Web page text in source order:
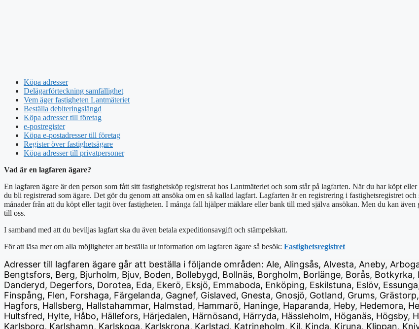
Köpa adresser
Delägarförteckning samfällighet
Vem äger fastigheten Lantmäteriet
Beställa debiteringslängd
Köpa adresser till företag
e-postregister
Köpa e-postadresser till företag
Register över fastighetsägare
Köpa adresser till privatpersoner
Vad är en lagfaren ägare?
En lagfaren ägare är den person som fått sitt fastighetsköp registrerat hos Lantmäteriet och som står på lagfarten. När du har köpt eller
du bli registrerad som ägare. Det gör du genom att ansöka om en så kallad lagfart. Lagfarten är en registrering i fastighetsregistret
månader från att du köpt eller tagit över fastigheten. I många fall hjälper mäklare eller bank till med själva ansökan. Men du kan
till oss.
I samband med att du beviljas lagfart ska du även betala expeditionsavgift och stämpelskatt.
För att läsa mer om alla möjligheter att beställa ut information om lagfaren ägare så besök: Fastighetsregistret
Adresser till lagfaren ägare går att beställa i följande områden: Ale, Alingsås, Alvesta, Aneby,
Bengtsfors, Berg, Bjurholm, Bjuv, Boden, Bollebygd, Bollnäs, Borgholm, Borlänge, Borås,
Danderyd, Degerfors, Dorotea, Eda, Ekerö, Eksjö, Emmaboda, Enköping, Eskilstuna, Eslöv,
Finspång, Flen, Forshaga, Färgelanda, Gagnef, Gislaved, Gnesta, Gnosjö, Gotland, Grums,
Hagfors, Hallsberg, Hallstahammar, Halmstad, Hammarö, Haninge, Haparanda, Heby, Hedemora,
Hultsfred, Hylte, Håbo, Hällefors, Härjedalen, Härnösand, Härryda, Hässleholm, Höganäs,
Karlsborg, Karlshamn, Karlskoga, Karlskrona, Karlstad, Katrineholm, Kil, Kinda, Kiruna, Klippan,